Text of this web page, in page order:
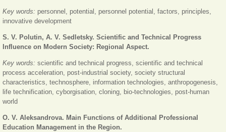
Key words: personnel, potential, personnel potential, factors, principles,
innovative development
S. V. Polutin, A. V. Sedletsky. Scientific and Technical Progress
Influence on Modern Society: Regional Aspect.
Key words: scientific and technical progress, scientific and technical
process acceleration, post-industrial society, society structural
characteristics, technosphere, information technologies, anthropogenesis,
life technification, cyborgisation, cloning, bio-technologies, post-human
world
O. V. Aleksandrova. Main Functions of Additional Professional
Education Management in the Region.